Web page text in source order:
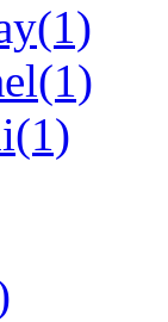
(1)
(1)
(1)